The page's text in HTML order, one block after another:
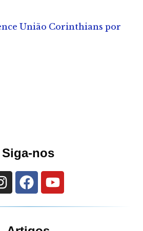
União Corinthians por
Siga-nos